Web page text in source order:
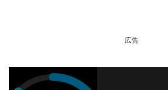
【Apple Watch】体力ゲ
広告